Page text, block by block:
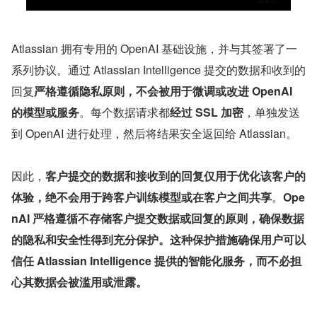
Atlassian 拥有专用的 OpenAI 基础设施，并与其签署了一
系列协议。通过 Atlassian Intelligence 提交的数据和收到的
回复严格遵循隐私原则，不会被用于微调或改进 OpenAI
的模型或服务。每个数据请求都经过 SSL 加密，单独发送
到 OpenAI 进行处理，然后将结果安全返回给 Atlassian。
因此， 客户提交的数据和接收到的回复仅用于优化该客户的
体验，绝不会用于跨客户训练模型或在客户之间共享。 Ope
nAI 严格遵循不存储客户提交数据或回复的原则，确保数据
的隐私和安全性得到充分保护。这种保护措施确保用户可以
信任 Atlassian Intelligence 提供的智能化服务，而不必担
心其数据会被滥用或泄露。